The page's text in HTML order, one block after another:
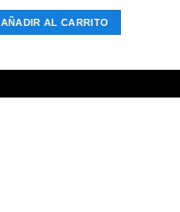
AÑADIR AL CARRITO